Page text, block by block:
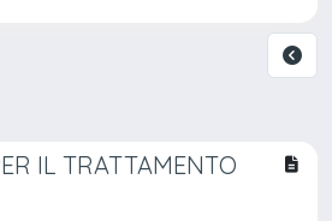
IL TRATTAMENTO